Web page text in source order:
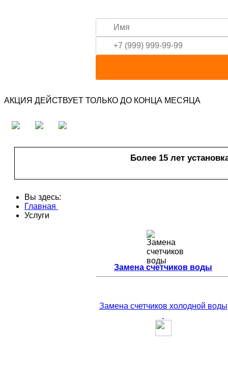
АКЦИЯ ДЕЙСТВУЕТ ТОЛЬКО ДО КОНЦА МЕСЯЦА
Более 15 лет
Вы здесь:
Главная
Услуги
Замена счетчиков воды
Замена счетчиков холодной воды